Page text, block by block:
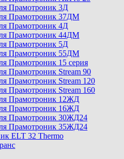
Прамотроник 3Д
Прамотроник 37ДМ
Прамотроник 4Д
Прамотроник 44ДМ
Прамотроник 5Д
Прамотроник 55ДМ
Прамотроник 15 серия
Прамотроник Stream 90
Прамотроник Stream 120
Прамотроник Stream 160
Прамотроник 12ЖД
Прамотроник 16ЖД
Прамотроник 30ЖД24
Прамотроник 35ЖД24
ELT 32 Thermo